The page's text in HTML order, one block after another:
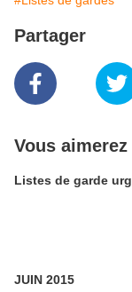
Partager
Vous
Listes de garde
JUIN 2015